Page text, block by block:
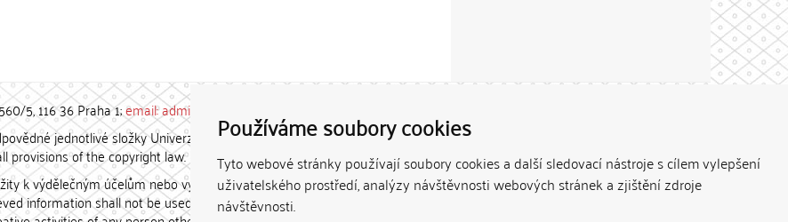
Používáme soubory cookies
Tyto webové stránky používají soubory cookies a další sledovací nástroje s cílem vylepšení
uživatelského prostředí, analýzy návštěvnosti webových stránek a zjištění zdroje
návštěvnosti.
5, 116 36 Praha 1;email: admin-repozitar [at] cuni.cz
jednotlivé složky Univerzity Karlovy. / Each constituent
provisions of the copyright law.
k výdělečným účelům nebo vydávány za studijní, vědeckou
information shall not be used for any commercial purposes